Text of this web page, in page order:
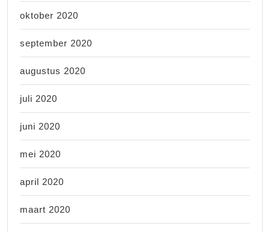
oktober 2020
september 2020
augustus 2020
juli 2020
juni 2020
mei 2020
april 2020
maart 2020